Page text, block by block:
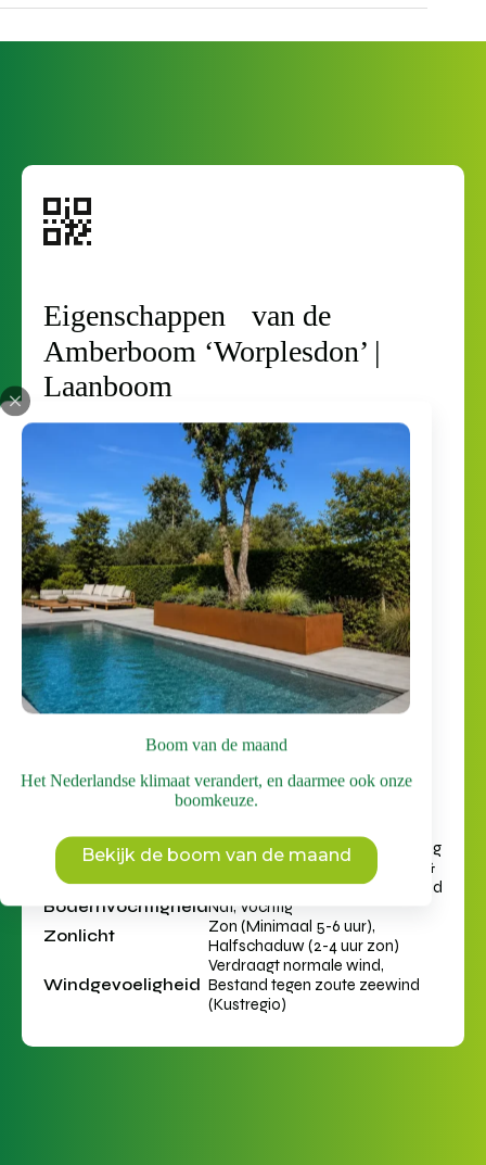
Boom van de maand
Het Nederlandse klimaat verandert, en daarmee ook onze
boomkeuze.
Bekijk de boom van de maand
Eigenschappen van de
Amberboom ‘Worplesdon’ |
Laanboom
Kom langs om de bomen te zien
Boomvorm
Hoogstam
Kroonstructuur
Halfopen structuur
Volwassen hoogte 10 tot 14 meter
Bladvorm
Handvormig
Kleur jong lente
blad
Frisgroen
Bladkleur zomer
Groen
Herfstkleur
Rood / Oranje / Paars
Blad in de winter
Bladverliezend
Bloeiwijze
Onopvallende bloemen
Bloeitijd
Voorjaar
Bloemkleur
Geel, Onopvallende bloei
Bijen & Vlinders
(nectar)
Vruchten &
Siervruchten
Grondsoort
(Vruchtbaar), Zandgrond (Droog
& Doorlatend), Kleigrond (Vast &
Vochtig), Veengrond / Zure grond
BodemvochtigheidNat, Vochtig
Zonlicht
Zon (Minimaal 5-6 uur),
Halfschaduw (2-4 uur zon)
Windgevoeligheid
Verdraagt normale wind,
Bestand tegen zoute zeewind
(Kustregio)